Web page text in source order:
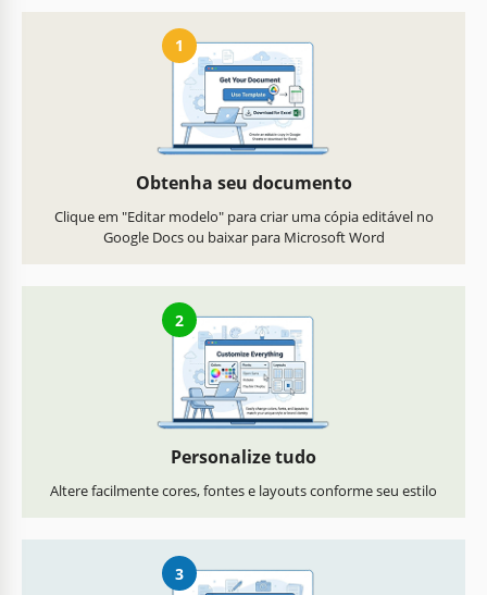
1
Obtenha seu documento
Clique em "Editar modelo" para criar uma cópia editável no
Google Docs ou baixar para Microsoft Word
2
Personalize tudo
Altere facilmente cores, fontes e layouts conforme seu estilo
3